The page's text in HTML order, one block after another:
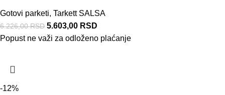
Gotovi parketi, Tarkett SALSA
6.226,00RSD 5.603,00 RSD
Popust ne važi za odloženo plaćanje
-12%